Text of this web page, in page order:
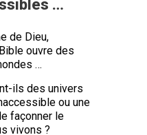
…
de Dieu,
ouvre des
…
ils des univers
ou une
façonner le
vivons ?